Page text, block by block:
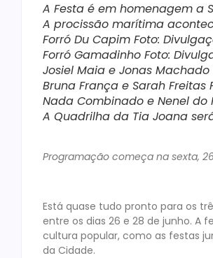
A Festa é em homenagem a
A procissão marítima
Forró Du Capim Foto:
Forró Gamadinho Foto:
Josiel Maia e Jonas
Bruna França e Sarah Freitas
Nada Combinado e Nenel do
A Quadrilha da Tia Joana
Programação começa na sexta,
Está quase tudo pronto para os
entre os dias 26 e 28 de junho. A
cultura popular, como as festas
da Cidade.